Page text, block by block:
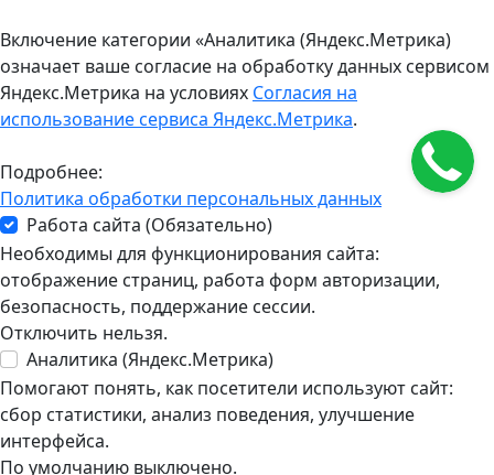
Включение категории «Аналитика (Яндекс.Метрика)
означает ваше согласие на обработку данных сервисом
Яндекс.Метрика на условиях Согласия на
использование сервиса Яндекс.Метрика.
Подробнее:
Политика обработки персональных данных
Работа сайта (Обязательно)
Необходимы для функционирования сайта:
отображение страниц, работа форм авторизации,
безопасность, поддержание сессии.
Отключить нельзя.
Аналитика (Яндекс.Метрика)
Помогают понять, как посетители используют сайт:
сбор статистики, анализ поведения, улучшение
интерфейса.
По умолчанию выключено.